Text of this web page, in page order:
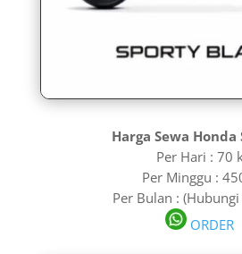
Harga Sewa Honda
Per Hari : 70
Per Minggu :
Per Bulan :
ORDER